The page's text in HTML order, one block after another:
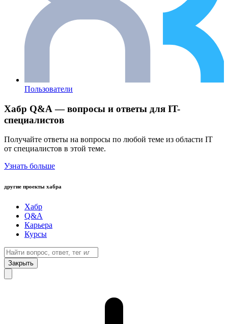
Пользователи
Хабр Q&A — вопросы и ответы для IT-
специалистов
Получайте ответы на вопросы по любой теме из области IT
от специалистов в этой теме.
Узнать больше
другие проекты хабра
Хабр
Q&A
Карьера
Курсы
Закрыть